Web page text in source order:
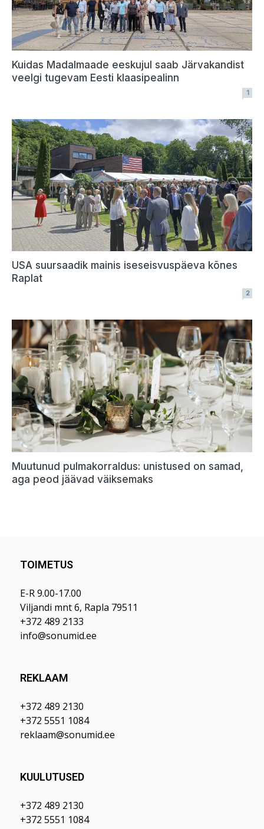
TOIMETUS
E-R 9.00-17.00
Viljandi mnt 6, Rapla 79511
+372 489 2133
info@sonumid.ee
REKLAAM
+372 489 2130
+372 5551 1084
reklaam@sonumid.ee
KUULUTUSED
+372 489 2130
+372 5551 1084